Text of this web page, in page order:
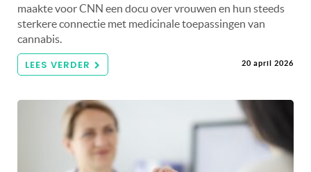
maakte voor CNN een docu over vrouwen en hun steeds
sterkere connectie met medicinale toepassingen van
cannabis.
LEES VERDER 20 april 2026